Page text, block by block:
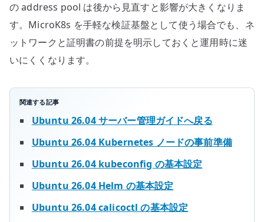
の address pool は後から見直すと影響が大きくなりま
す。MicroK8s を手軽な検証基盤として使う場合でも、ネ
ットワークと証明書の前提を明示しておくと運用時に迷
いにくくなります。
関連する記事
Ubuntu 26.04 サーバー管理ガイドへ戻る
Ubuntu 26.04 Kubernetes ノードの事前準備
Ubuntu 26.04 kubeconfig の基本設定
Ubuntu 26.04 Helm の基本設定
Ubuntu 26.04 calicoctl の基本設定